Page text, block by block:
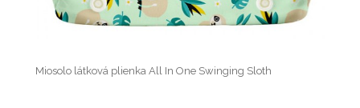
Miosolo látková plienka All In One Swinging Sloth